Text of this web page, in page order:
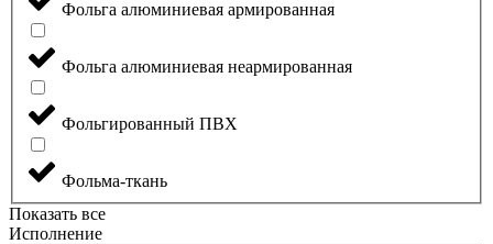
Фольга алюминиевая армированная
Фольга алюминиевая неармированная
Фольгированный ПВХ
Фольма-ткань
Показать все
Исполнение